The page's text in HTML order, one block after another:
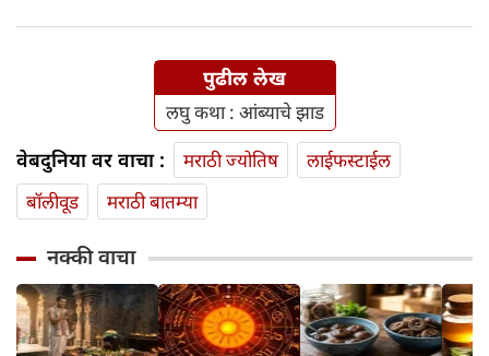
पुढील लेख
लघु कथा : आंब्याचे झाड
वेबदुनिया वर वाचा : मराठी ज्योतिष
लाईफस्टाईल
बॉलीवूड
मराठी बातम्या
नक्की वाचा